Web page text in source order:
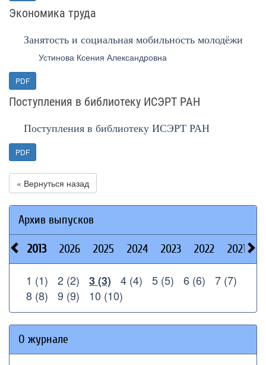
Экономика труда
Занятость и социальная мобильность молодёжи
Устинова Ксения Александровна
PDF
Поступления в библиотеку ИСЭРТ РАН
Поступления в библиотеку ИСЭРТ РАН
PDF
« Вернуться назад
Архив выпусков
2013 2026 2025 2024 2023 2022 2021
1 (1) 2 (2) 3 (3) 4 (4) 5 (5) 6 (6)
7 (7)
8 (8)
9 (9) 10 (10)
О журнале